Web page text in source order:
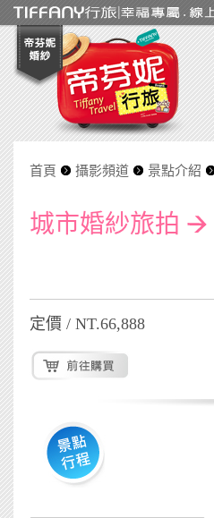
首頁 攝影頻道 景點介紹
城市婚紗旅拍
定價 / NT.66,888